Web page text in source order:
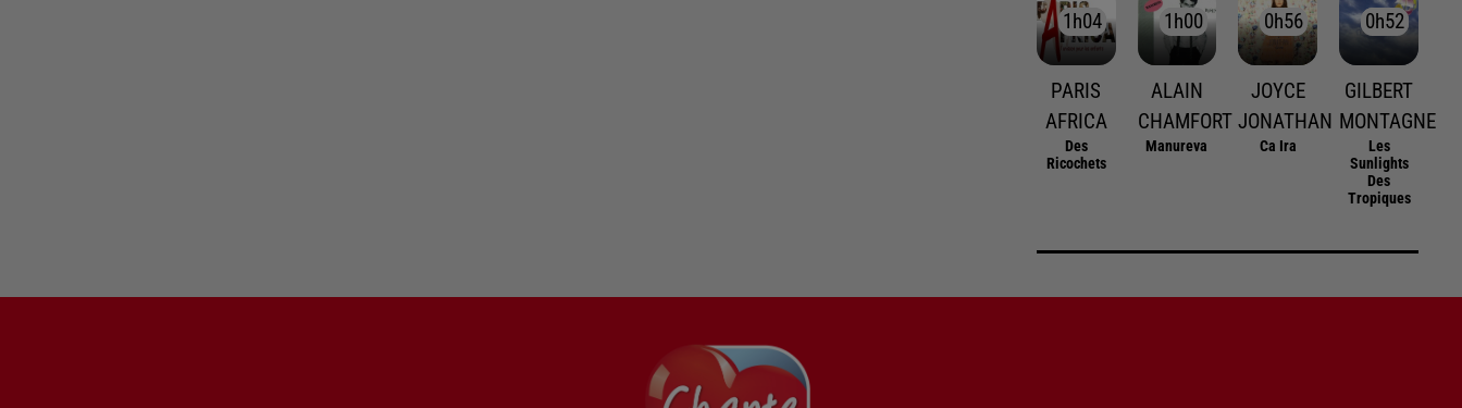
1h04
1h04
PARIS
AFRICA
Des
Ricochets
1h00
1h00
ALAIN
CHAMFORT
Manureva
0h56
0h56
JOYCE
JONATHAN
Ca Ira
0h52
0h52
GILBERT
MONTAGNE
Les
Sunlights
Des
Tropiques